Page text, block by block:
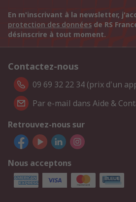
En m'inscrivant à la newsletter,
protection des données de RS
désinscrire à tout moment.
Contactez-nous
09 69 32 22 34 (prix d'un
Par e-mail dans Aide &
Retrouvez-nous sur
Nous acceptons